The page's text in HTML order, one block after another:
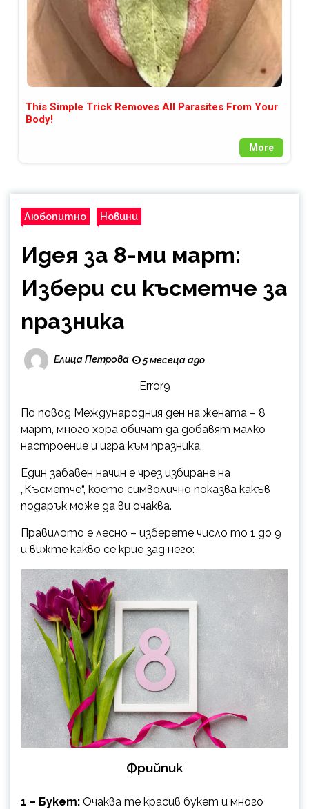
This Simple Trick Removes All Parasites From Your
Body!
More
Любопитно Новини
Идея за 8-ми март:
Избери си късметче за
празника
Елица Петрова 5 месеца ago
Error9
По повод Международния ден на жената – 8
март, много хора обичат да добавят малко
настроение и игра към празника.
Един забавен начин е чрез избиране на
„Късметче“, което символично показва какъв
подарък може да ви очаква.
Правилото е лесно – изберете число то 1 до 9
и вижте какво се крие зад него:
Фрийпик
1 – Букет: Очаква те красив букет и много